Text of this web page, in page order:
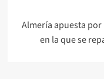
Almería apuesta
en la que se